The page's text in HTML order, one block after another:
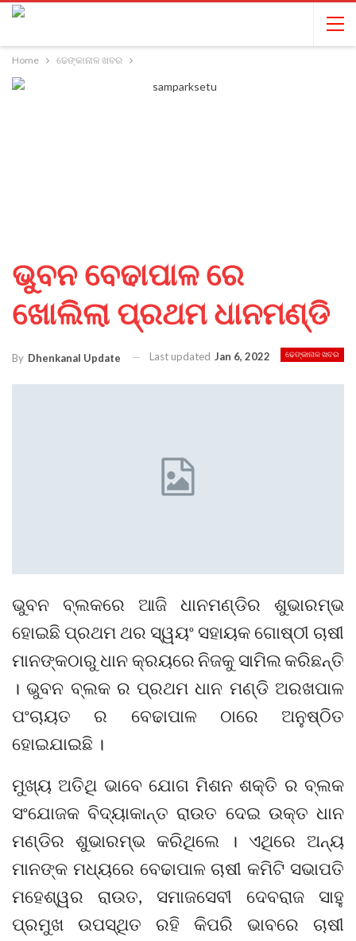
Home ଢେଙ୍କାନାଳ ଖବର
ଭୁବନ ବେଢାପାଳ ରେ
ଖୋଲିଲା ପ୍ରଥମ ଧାନମଣ୍ଡି
ଢେଙ୍କାନାଳ ଖବର
By Dhenkanal Update Last updated Jan 6, 2022
ଭୁବନ ବ୍ଲକରେ ଆଜି ଧାନମଣ୍ଡିର ଶୁଭାରମ୍ଭ
ହୋଇଛି ପ୍ରଥମ ଥର ସ୍ୱୟଂ ସହାୟକ ଗୋଷ୍ଠୀ ଚାଷୀ
ମାନଙ୍କଠାରୁ ଧାନ କ୍ରୟରେ ନିଜକୁ ସାମିଲ କରିଛନ୍ତି
। ଭୁବନ ବ୍ଲକ ର ପ୍ରଥମ ଧାନ ମଣ୍ଡି ଅରଖପାଳ
ପଂଚାୟତ ର ବେଢାପାଳ ଠାରେ ଅନୁଷ୍ଠିତ
ହୋଇଯାଇଛି ।
ମୁଖ୍ୟ ଅତିଥି ଭାବେ ଯୋଗ ମିଶନ ଶକ୍ତି ର ବ୍ଲକ
ସଂଯୋଜକ ବିଦ୍ୟାକାନ୍ତ ରାଉତ ଦେଇ ଉକ୍ତ ଧାନ
ମଣ୍ଡିର ଶୁଭାରମ୍ଭ କରିଥିଲେ । ଏଥିରେ ଅନ୍ୟ
ମାନଙ୍କ ମଧ୍ୟରେ ବେଢାପାଳ ଚାଷୀ କମିଟି ସଭାପତି
ମହେଶ୍ୱର ରାଉତ, ସମାଜସେବୀ ଦେବରାଜ ସାହୁ
ପ୍ରମୁଖ ଉପସ୍ଥିତ ରହି କିପରି ଭାବରେ ଚାଷୀ